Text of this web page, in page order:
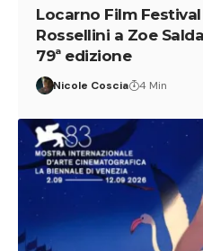
Locarno Film
Rossellini a Zoe
79ª edizione
Nicole Coscia 4 Min